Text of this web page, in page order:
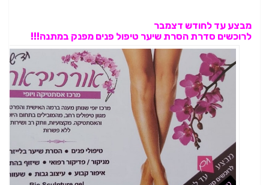
מבצע עד לחודש דצמבר
לרוכשים סדרת הסרת שיער טיפול פנים מפנק במתנה!!!